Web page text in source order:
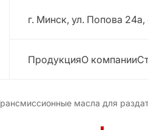
г. Минск, ул. Попова
ПродукцияО компании
масла для